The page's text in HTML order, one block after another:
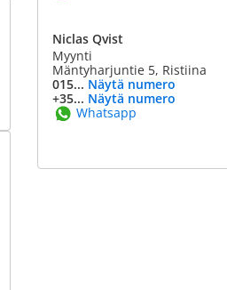
Niclas Qvist
Myynti
Mäntyharjuntie 5, Ristiina
015... Näytä numero
+35... Näytä numero
Whatsapp